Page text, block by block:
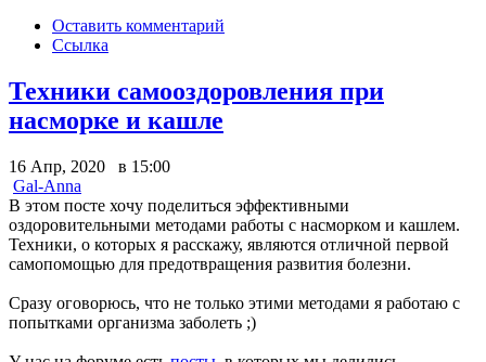
Оставить комментарий
Ссылка
Техники самооздоровления при
насморке и кашле
16 Апр, 2020 в 15:00
Gal-Anna
В этом посте хочу поделиться эффективными
оздоровительными методами работы с насморком и кашлем.
Техники, о которых я расскажу, являются отличной первой
самопомощью для предотвращения развития болезни.
Сразу оговорюсь, что не только этими методами я работаю с
попытками организма заболеть ;)